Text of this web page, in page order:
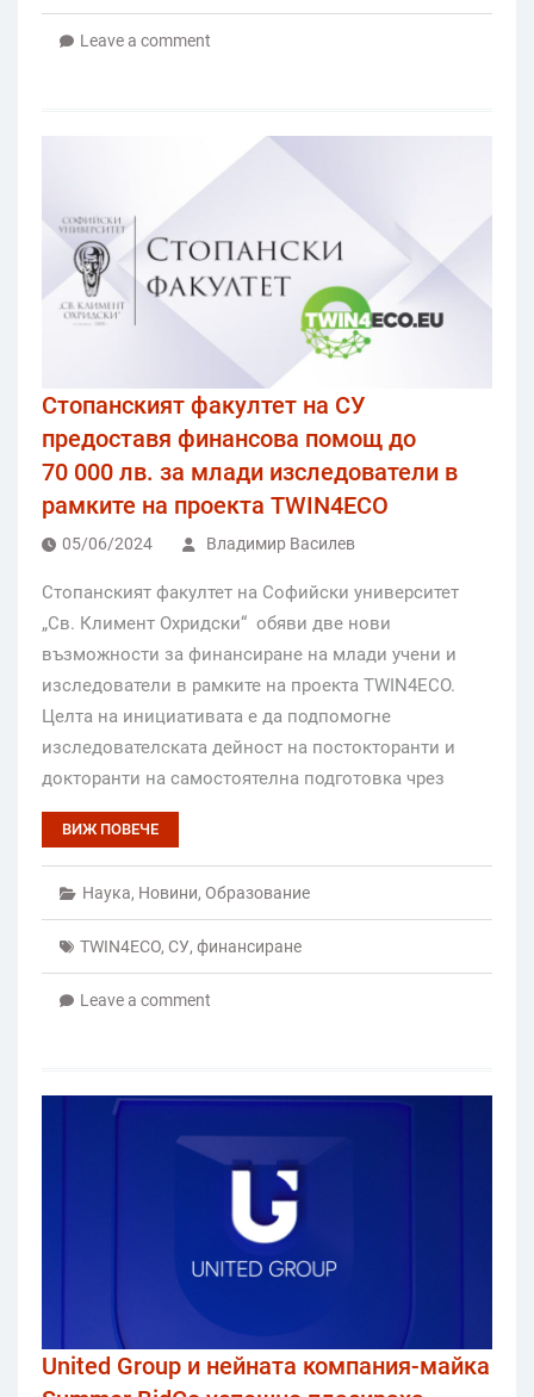
Leave a comment
Стопанският факултет на СУ
предоставя финансова помощ до
70 000 лв. за млади изследователи в
рамките на проекта TWIN4ECO
05/06/2024 Владимир Василев
Стопанският факултет на Софийски университет
„Св. Климент Охридски“ обяви две нови
възможности за финансиране на млади учени и
изследователи в рамките на проектa TWIN4ECO.
Целта на инициативата е да подпомогне
изследователската дейност на постокторанти и
докторанти на самостоятелна подготовка чрез
ВИЖ ПОВЕЧЕ
Наука, Новини, Образование
TWIN4ECO, СУ, финансиране
Leave a comment
United Group и нейната компания-майка